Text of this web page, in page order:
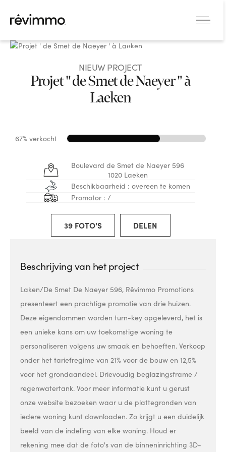
NIEUW PROJECT
Projet " de Smet de Naeyer " à
Laeken
67% verkocht
Boulevard de Smet de Naeyer 596
1020 Laeken
Beschikbaarheid : overeen te komen
Promotor : /
39 FOTO'S DELEN
Beschrijving van het project
Laken/De Smet De Naeyer 596, Rêvimmo Promotions
presenteert een prachtige promotie van drie huizen.
Deze eigendommen worden turn-key opgeleverd, het is
een unieke kans om uw toekomstige woning te
personaliseren volgens uw smaak en behoeften. Verkoop
onder het tariefregime van 21% voor de bouw en 12,5%
voor het grondaandeel. Drievoudig beglazingsframe /
regenwatertank. Voor meer informatie kunt u gerust
onze website bezoeken waar u de plattegronden van
iedere woning kunt downloaden. Zo krijgt u een duidelijk
beeld van de indeling van elke woning. Houd er
rekening mee dat de foto's van de binneninrichting 3D-